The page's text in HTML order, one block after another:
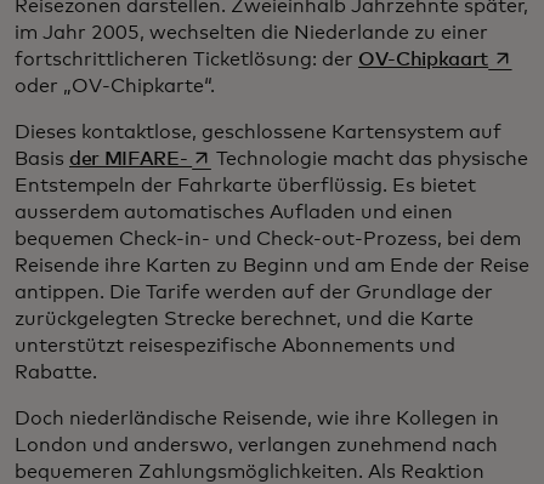
Reisezonen darstellen. Zweieinhalb Jahrzehnte später,
im Jahr 2005, wechselten die Niederlande zu einer
fortschrittlicheren Ticketlösung: der OV-Chipkaartwird
oder „OV-Chipkarte“.
Dieses kontaktlose, geschlossene Kartensystem auf
Basis der MIFARE- wird in einer neuen Registerkarte
Technologie macht das physische
Entstempeln der Fahrkarte überflüssig. Es bietet
ausserdem automatisches Aufladen und einen
bequemen Check-in- und Check-out-Prozess, bei dem
Reisende ihre Karten zu Beginn und am Ende der Reise
antippen. Die Tarife werden auf der Grundlage der
zurückgelegten Strecke berechnet, und die Karte
unterstützt reisespezifische Abonnements und
Rabatte.
Doch niederländische Reisende, wie ihre Kollegen in
London und anderswo, verlangen zunehmend nach
bequemeren Zahlungsmöglichkeiten. Als Reaktion